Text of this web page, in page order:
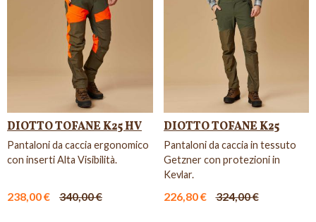
DIOTTO TOFANE K25 HV
Pantaloni da caccia ergonomico
con inserti Alta Visibilità.
238,00 € 340,00 €
DIOTTO TOFANE K25
Pantaloni da caccia in tessuto
Getzner con protezioni in
Kevlar.
226,80 € 324,00 €